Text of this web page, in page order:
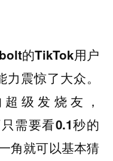
的TikTok用户
震惊了大众。
级发烧友，
需要看0.1秒的
角就可以基本猜